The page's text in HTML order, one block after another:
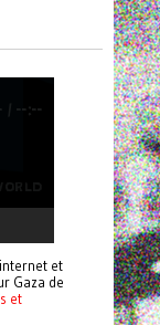
et
Gaza de
et